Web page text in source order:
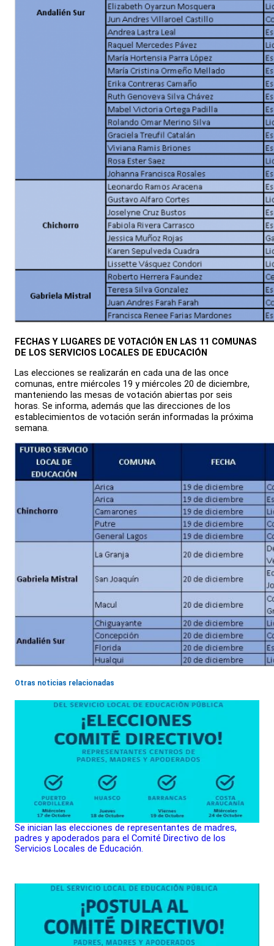
FECHAS Y LUGARES DE VOTACIÓN EN LAS 11 COMUNAS
DE LOS SERVICIOS LOCALES DE EDUCACIÓN
Las elecciones se realizarán en cada una de las once
comunas, entre miércoles 19 y miércoles 20 de diciembre,
manteniendo las mesas de votación abiertas por seis
horas. Se informa, además que las direcciones de los
establecimientos de votación serán informadas la próxima
semana.
Otras noticias relacionadas
Se inician las elecciones de representantes de madres,
padres y apoderados para el Comité Directivo de los
Servicios Locales de Educación.